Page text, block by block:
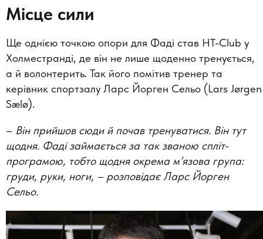
Місце сили
Ще однією точкою опори для Фаді став HT-Club у
Холместранді, де він не лише щоденно тренується,
а й волонтерить. Так його помітив тренер та
керівник спортзалу Ларс Йорген Сельо (Lars Jørgen
Sælø).
– Він прийшов сюди й почав тренуватися. Він тут
щодня. Фаді займається за так званою спліт-
програмою, тобто щодня окрема м’язова група:
груди, руки, ноги, – розповідає Ларс Йорген
Сельо.